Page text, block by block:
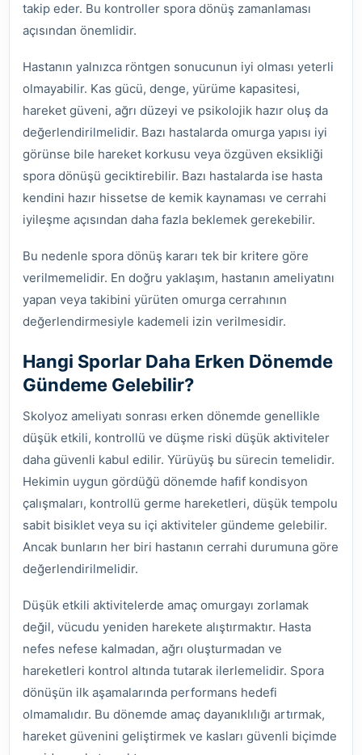
takip eder. Bu kontroller spora dönüş zamanlaması
açısından önemlidir.
Hastanın yalnızca röntgen sonucunun iyi olması yeterli
olmayabilir. Kas gücü, denge, yürüme kapasitesi,
hareket güveni, ağrı düzeyi ve psikolojik hazır oluş da
değerlendirilmelidir. Bazı hastalarda omurga yapısı iyi
görünse bile hareket korkusu veya özgüven eksikliği
spora dönüşü geciktirebilir. Bazı hastalarda ise hasta
kendini hazır hissetse de kemik kaynaması ve cerrahi
iyileşme açısından daha fazla beklemek gerekebilir.
Bu nedenle spora dönüş kararı tek bir kritere göre
verilmemelidir. En doğru yaklaşım, hastanın ameliyatını
yapan veya takibini yürüten omurga cerrahının
değerlendirmesiyle kademeli izin verilmesidir.
Hangi Sporlar Daha Erken Dönemde
Gündeme Gelebilir?
Skolyoz ameliyatı sonrası erken dönemde genellikle
düşük etkili, kontrollü ve düşme riski düşük aktiviteler
daha güvenli kabul edilir. Yürüyüş bu sürecin temelidir.
Hekimin uygun gördüğü dönemde hafif kondisyon
çalışmaları, kontrollü germe hareketleri, düşük tempolu
sabit bisiklet veya su içi aktiviteler gündeme gelebilir.
Ancak bunların her biri hastanın cerrahi durumuna göre
değerlendirilmelidir.
Düşük etkili aktivitelerde amaç omurgayı zorlamak
değil, vücudu yeniden harekete alıştırmaktır. Hasta
nefes nefese kalmadan, ağrı oluşturmadan ve
hareketleri kontrol altında tutarak ilerlemelidir. Spora
dönüşün ilk aşamalarında performans hedefi
olmamalıdır. Bu dönemde amaç dayanıklılığı artırmak,
hareket güvenini geliştirmek ve kasları güvenli biçimde